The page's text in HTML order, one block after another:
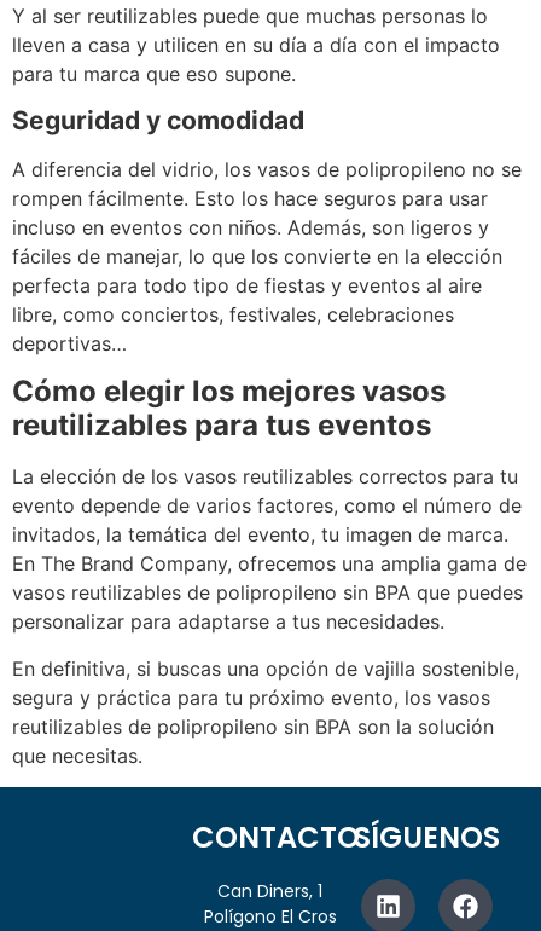
Y al ser reutilizables puede que muchas personas lo
lleven a casa y utilicen en su día a día con el impacto
para tu marca que eso supone.
Seguridad y comodidad
A diferencia del vidrio, los vasos de polipropileno no se
rompen fácilmente. Esto los hace seguros para usar
incluso en eventos con niños. Además, son ligeros y
fáciles de manejar, lo que los convierte en la elección
perfecta para todo tipo de fiestas y eventos al aire
libre, como conciertos, festivales, celebraciones
deportivas…
Cómo elegir los mejores vasos
reutilizables para tus eventos
La elección de los vasos reutilizables correctos para tu
evento depende de varios factores, como el número de
invitados, la temática del evento, tu imagen de marca.
En The Brand Company, ofrecemos una amplia gama de
vasos reutilizables de polipropileno sin BPA que puedes
personalizar para adaptarse a tus necesidades.
En definitiva, si buscas una opción de vajilla sostenible,
segura y práctica para tu próximo evento, los vasos
reutilizables de polipropileno sin BPA son la solución
que necesitas.
CONTACTO
Can Diners, 1
Polígono El Cros
SÍGUENOS